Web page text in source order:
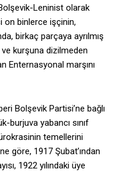
Leninist olarak
on binlerce işçinin,
birkaç parçaya ayrılmış
kurşuna dizilmeden
Enternasyonal marşını
Bolşevik Partisi’ne bağlı
burjuva yabancı sınıf
temellerini
göre, 1917 Şubat’ından
1922 yılındaki üye